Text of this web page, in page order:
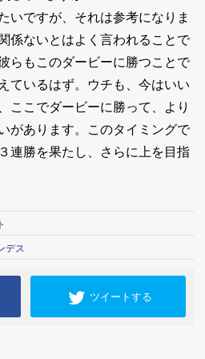
いですが、それは参考になりま
係ないとはよく言われることで
らもこのダービーに勝つことで
ているはず。ウチも、今はいい
ここでダービーに勝って、より
があります。このタイミングで
連勝を果たし、さらに上を目指
デス
ツイートする